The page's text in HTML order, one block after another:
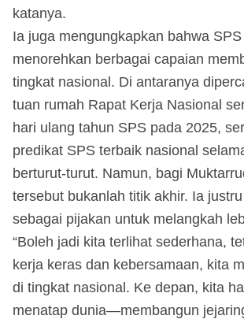
katanya.
Ia juga mengungkapkan bahwa
menorehkan berbagai capaian
tingkat nasional. Di antaranya
tuan rumah Rapat Kerja Nasional
hari ulang tahun SPS pada 2025,
predikat SPS terbaik nasional
berturut-turut. Namun, bagi
tersebut bukanlah titik akhir. Ia
sebagai pijakan untuk melangkah
“Boleh jadi kita terlihat sederhana,
kerja keras dan kebersamaan, kita
di tingkat nasional. Ke depan, kita
menatap dunia—membangun